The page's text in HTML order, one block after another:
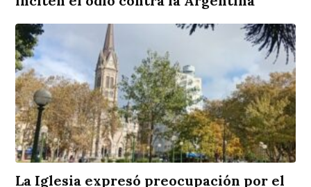
La Iglesia expresó preocupación por el